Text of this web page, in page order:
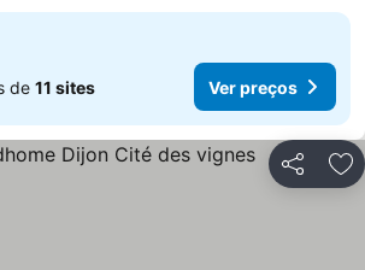
de 11 sites Ver preços
Partilhar